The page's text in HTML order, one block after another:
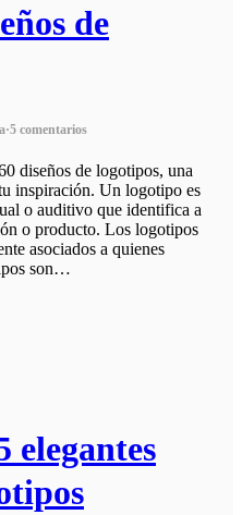
de
·5 comentarios
diseños de logotipos, una
inspiración. Un logotipo es
o auditivo que identifica a
o producto. Los logotipos
asociados a quienes
son…
elegantes